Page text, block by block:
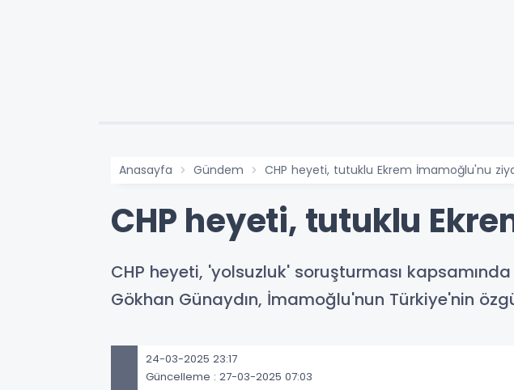
Anasayfa Gündem CHP heyeti, tutuklu Ekrem İmamoğlu'nu
CHP heyeti, tutuklu
CHP heyeti, 'yolsuzluk' soruşturması
Gökhan Günaydın, İmamoğlu'nun Türkiye'nin
24-03-2025 23:17
Güncelleme : 27-03-2025 07:03